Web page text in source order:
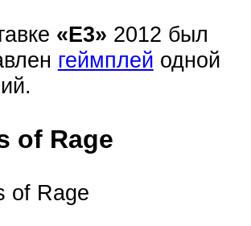
«E3» 2012 был
геймплей одной
of Rage